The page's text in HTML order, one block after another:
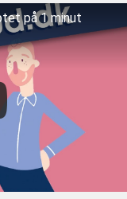
på 1 minut